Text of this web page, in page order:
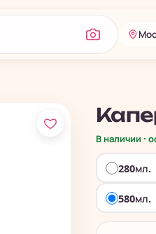
В наличии ·
280мл.
580мл.